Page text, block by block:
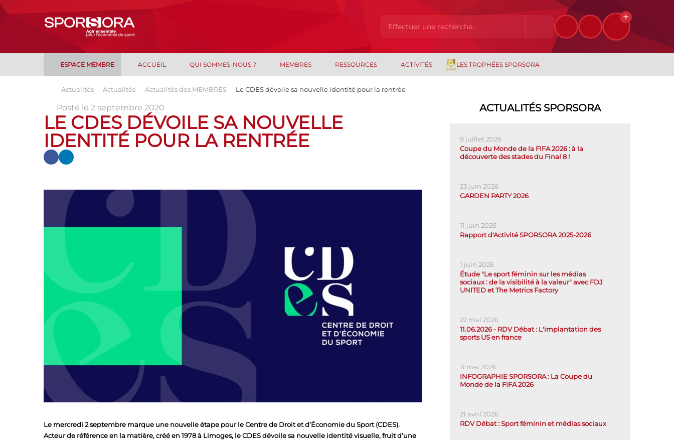
ESPACE MEMBRE ACCUEIL QUI SOMMES-NOUS ? MEMBRES RESSOURCES ACTIVITÉS LES TROPHÉES SPORSORA
Actualités Actualités Actualités des MEMBRES Le CDES dévoile sa nouvelle identité pour la rentrée
Posté le 2 septembre 2020
LE CDES DÉVOILE SA NOUVELLE
IDENTITÉ POUR LA RENTRÉE
Le mercredi 2 septembre marque une nouvelle étape pour le Centre de Droit et d’Économie du Sport (CDES).
Acteur de référence en la matière, créé en 1978 à Limoges, le CDES dévoile sa nouvelle identité visuelle, fruit d’une
ACTUALITÉS SPORSORA
9 juillet 2026
Coupe du Monde de la FIFA 2026 : à la
découverte des stades du Final 8 !
23 juin 2026
GARDEN PARTY 2026
11 juin 2026
Rapport d'Activité SPORSORA 2025-2026
1 juin 2026
Étude "Le sport féminin sur les médias
sociaux : de la visibilité à la valeur" avec FDJ
UNITED et The Metrics Factory
22 mai 2026
11.06.2026 - RDV Débat : L'implantation des
sports US en france
11 mai 2026
INFOGRAPHIE SPORSORA : La Coupe du
Monde de la FIFA 2026
21 avril 2026
RDV Débat : Sport féminin et médias sociaux